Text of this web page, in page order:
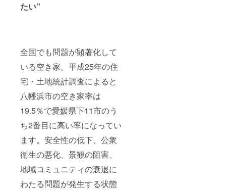
たい”
全国でも問題が顕著化して
いる空き家。平成25年の住
宅・土地統計調査によると
八幡浜市の空き家率は
19.5％で愛媛県下11市のう
ち2番目に高い率になってい
ます。安全性の低下、公衆
衛生の悪化、景観の阻害、
地域コミュニティの衰退に
わたる問題が発生する状態